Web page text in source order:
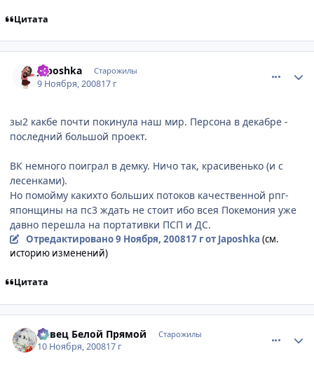
Цитата
Japoshkа Старожилы
9 Ноября, 200817 г
зы2 какбе почти покинула наш мир. Персона в декабре -
последний большой проект.
ВК немного поиграл в демку. Ничо так, красивенько (и с
лесенками).
Но помойму какихто больших потоков качественной рпг-
японщины на пс3 ждать не стоит ибо всея Покемония уже
давно перешла на портативки ПСП и ДС.
Отредактировано9 Ноября, 200817 гот Japoshkа (см.
историю изменений)
Цитата
Певец Белой Прямой Старожилы
10 Ноября, 200817 г